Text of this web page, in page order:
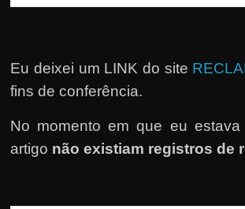
Eu deixei um LINK do site
fins de conferência.
No momento em que eu estava
artigo não existiam registros de